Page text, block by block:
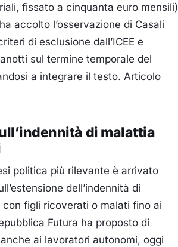
fissato a cinquanta euro mensili)
accolto l’osservazione di Casali
di esclusione dall’ICEE e
sul termine temporale del
a integrare il testo. Articolo
di malattia
politica più rilevante è arrivato
dell’indennità di
figli ricoverati o malati fino ai
Futura ha proposto di
ai lavoratori autonomi, oggi